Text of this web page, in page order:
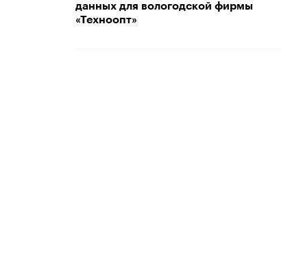
данных для вологодской фирмы
«Техноопт»